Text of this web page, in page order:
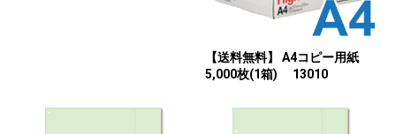
【送料無料】 A4コピー用紙
5,000枚(1箱) 13010